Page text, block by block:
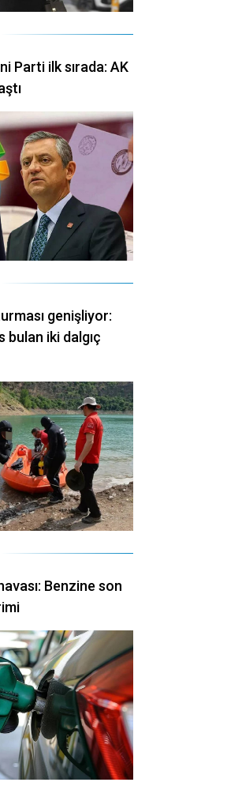
Parti ilk sırada: AK
genişliyor:
bulan iki dalgıç
Benzine son